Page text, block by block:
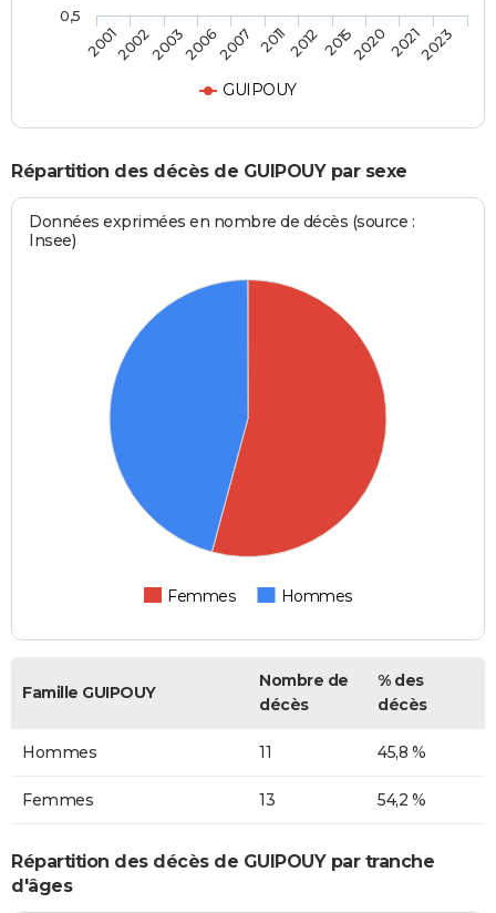
GUIPOUY
20012002200320062007 201120122015202020212023
0,5
Répartition des décès de GUIPOUY par sexe
Données exprimées en nombre de décès (source :
Insee)
Femmes Hommes
Famille GUIPOUY
Nombre de
décès
% des
décès
Hommes 11 45,8 %
Femmes 13 54,2 %
Répartition des décès de GUIPOUY par tranche
d'âges